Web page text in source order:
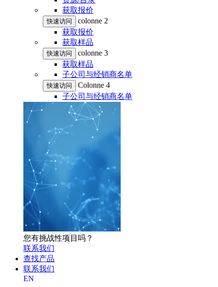
获取报价
快速访问
colonne 2
获取报价
获取样品
快速访问
colonne 3
获取样品
子公司与经销商名单
快速访问
Colonne 4
子公司与经销商名单
您有挑战性项目吗？
联系我们
查找产品
联系我们
EN